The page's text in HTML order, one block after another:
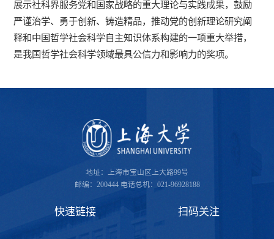
展示社科界服务党和国家战略的重大理论与实践成果，鼓励
严谨治学、勇于创新、铸造精品，推动党的创新理论研究阐
释和中国哲学社会科学自主知识体系构建的一项重大举措，
是我国哲学社会科学领域最具公信力和影响力的奖项。
地址：上海市宝山区上大路99号
邮编：200444 电话总机：021-96928188
快速链接 扫码关注